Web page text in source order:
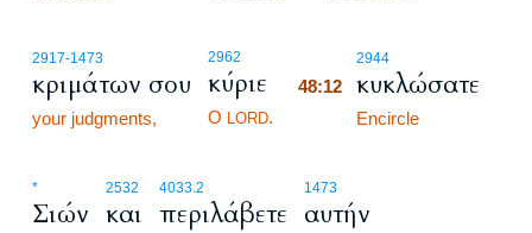
2917-1473
κριμάτων σου
your judgments,
2962
κύριε
O LORD.
2944
48:12 κυκλώσατε
Encircle
*
Σιών
2532
και
4033.2
περιλάβετε
1473
αυτήν